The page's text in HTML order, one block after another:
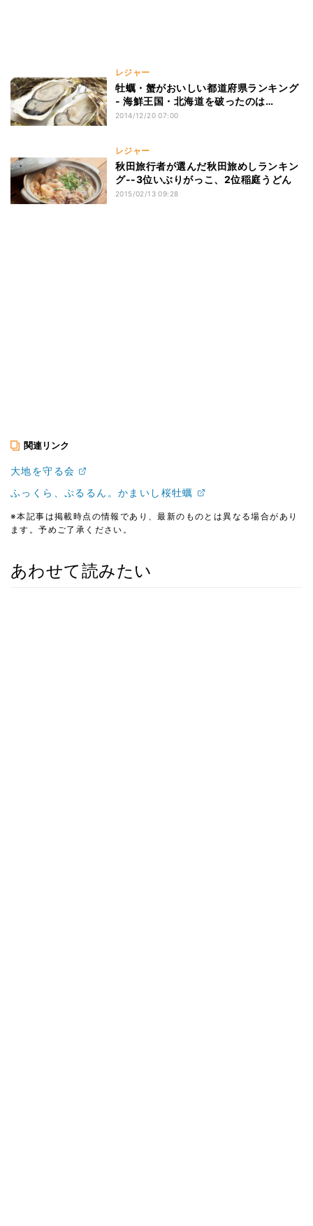
レジャー
牡蠣・蟹がおいしい都道府県ランキング
- 海鮮王国・北海道を破ったのは…
2014/12/20 07:00
レジャー
秋田旅行者が選んだ秋田旅めしランキン
グ--3位いぶりがっこ、2位稲庭うどん
2015/02/13 09:28
関連リンク
大地を守る会
ふっくら、ぷるるん。かまいし桜牡蠣
※本記事は掲載時点の情報であり、最新のものとは異なる場合があり
ます。予めご了承ください。
あわせて読みたい